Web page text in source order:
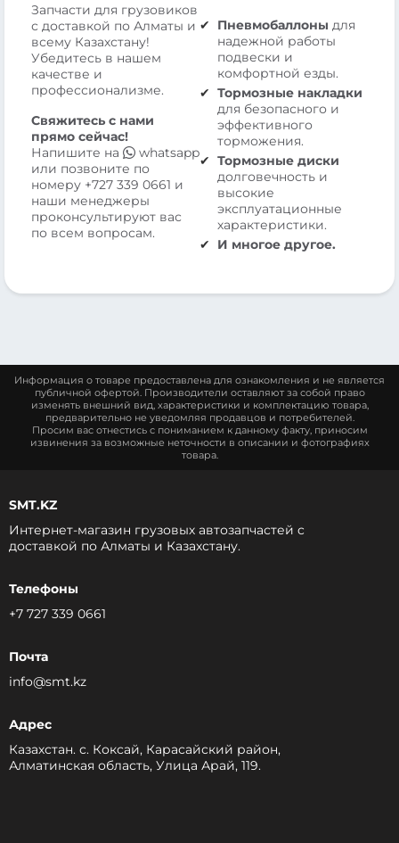
Запчасти для грузовиков
с доставкой по Алматы и
всему Казахстану!
Убедитесь в нашем
качестве и
профессионализме.
Свяжитесь с нами
прямо сейчас!
Напишите на
whatsapp
или позвоните по
номеру +727 339 0661 и
наши менеджеры
проконсультируют вас
по всем вопросам.
Пневмобаллоны для
надежной работы
подвески и
комфортной езды.
Тормозные накладки
для безопасного и
эффективного
торможения.
Тормозные диски
долговечность и
высокие
эксплуатационные
характеристики.
И многое другое.
Информация о товаре предоставлена для ознакомления и не является
публичной офертой. Производители оставляют за собой право
изменять внешний вид, характеристики и комплектацию товара,
предварительно не уведомляя продавцов и потребителей.
Просим вас отнестись с пониманием к данному факту, приносим
извинения за возможные неточности в описании и фотографиях
товара.
SMT.KZ
Интернет-магазин грузовых автозапчастей c
доставкой по Алматы и Казахстану.
Телефоны
+7 727 339 0661
Почта
info@smt.kz
Адрес
Казахстан. с. Коксай, Карасайский район,
Алматинская область, Улица Арай, 119.